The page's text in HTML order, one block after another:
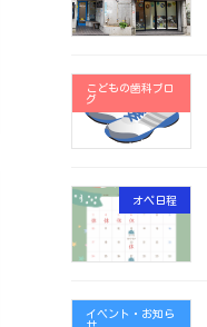
こどもの歯科ブロ
グ
オペ日程
イベント・お知ら
せ